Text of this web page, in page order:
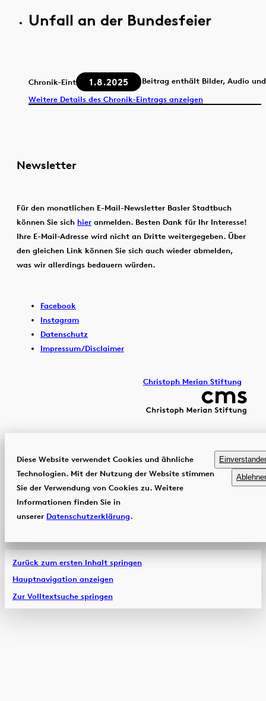
Unfall an der Bundesfeier
Chronik-Eintrag 1.8.2025
Beitrag enthält Bilder, Audio
Weitere Details des Chronik-Eintrags anzeigen
Newsletter
Für den monatlichen E-Mail-Newsletter Basler Stadtbuch
können Sie sich hier anmelden. Besten Dank für Ihr Interesse!
Ihre E-Mail-Adresse wird nicht an Dritte weitergegeben. Über
den gleichen Link können Sie sich auch wieder abmelden,
was wir allerdings bedauern würden.
Facebook
Instagram
Datenschutz
Impressum/Disclaimer
Christoph Merian Stiftung
Diese Website verwendet Cookies und ähnliche
Technologien. Mit der Nutzung der Website stimmen
Sie der Verwendung von Cookies zu. Weitere
Informationen finden Sie in
unserer Datenschutzerklärung.
Zurück zum ersten Inhalt springen
Hauptnavigation anzeigen
Zur Volltextsuche springen